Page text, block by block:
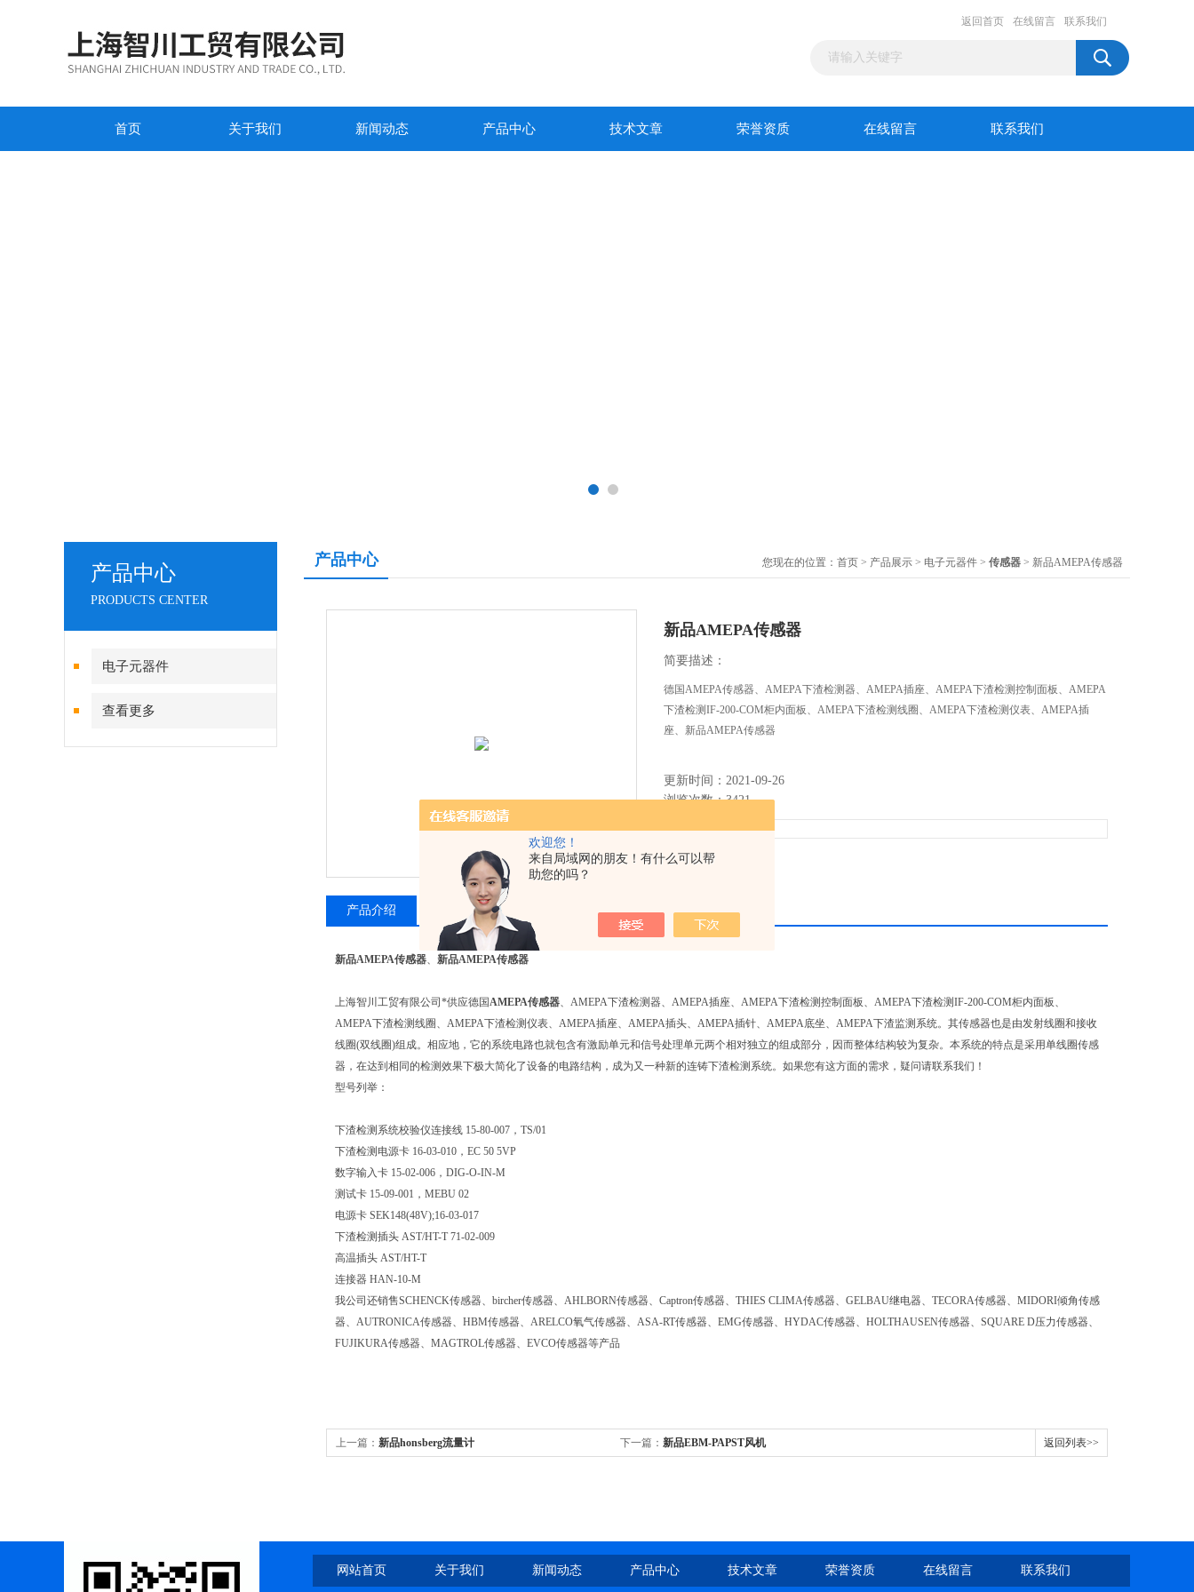
欢迎您！
来自局域网的朋友！有什么可以帮
助您的吗？
返回首页 在线留言 联系我们
首页 关于我们 新闻动态 产品中心 技术文章 荣誉资质 在线留言 联系我们
产品中心
PRODUCTS CENTER
电子元器件
查看更多
产品中心 您现在的位置： 首页 > 产品展示 > 电子元器件 > 传感器 > 新品AMEPA传感器
新品AMEPA传感器
简要描述：
德国AMEPA传感器、AMEPA下渣检测器、AMEPA插座、AMEPA下渣检测控制面板、AMEPA
下渣检测IF-200-COM柜内面板、AMEPA下渣检测线圈、AMEPA下渣检测仪表、AMEPA插
座、新品AMEPA传感器
更新时间：2021-09-26
浏览次数：3421
产品介绍 相关产品
新品AMEPA传感器、 新品AMEPA传感器
上海智川工贸有限公司*供应德国AMEPA传感器、AMEPA下渣检测器、AMEPA插座、AMEPA下渣检测控制面板、AMEPA下渣检测IF-200-COM柜内面板、
AMEPA下渣检测线圈、AMEPA下渣检测仪表、AMEPA插座、AMEPA插头、AMEPA插针、AMEPA底坐、AMEPA下渣监测系统。其传感器也是由发射线圈和接收
线圈(双线圈)组成。相应地，它的系统电路也就包含有激励单元和信号处理单元两个相对独立的组成部分，因而整体结构较为复杂。本系统的特点是采用单线圈传感
器，在达到相同的检测效果下极大简化了设备的电路结构，成为又一种新的连铸下渣检测系统。如果您有这方面的需求，疑问请联系我们！
型号列举：
下渣检测系统校验仪连接线 15-80-007，TS/01
下渣检测电源卡 16-03-010，EC 50 5VP
数字输入卡 15-02-006，DIG-O-IN-M
测试卡 15-09-001，MEBU 02
电源卡 SEK148(48V);16-03-017
下渣检测插头 AST/HT-T 71-02-009
高温插头 AST/HT-T
连接器 HAN-10-M
我公司还销售SCHENCK传感器、bircher传感器、AHLBORN传感器、Captron传感器、THIES CLIMA传感器、GELBAU继电器、TECORA传感器、MIDORI倾角传感
器、AUTRONICA传感器、HBM传感器、ARELCO氧气传感器、ASA-RT传感器、EMG传感器、HYDAC传感器、HOLTHAUSEN传感器、SQUARE D压力传感器、
FUJIKURA传感器、MAGTROL传感器、EVCO传感器等产品
上一篇： 新品honsberg流量计 下一篇： 新品EBM-PAPST风机 返回列表>>
网站首页 关于我们 新闻动态 产品中心 技术文章 荣誉资质 在线留言 联系我们